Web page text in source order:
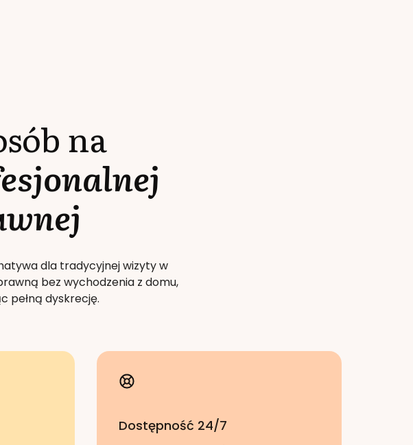
na
dla tradycyjnej wizyty w
bez wychodzenia z domu,
pełną dyskrecję.
Dostępność 24/7